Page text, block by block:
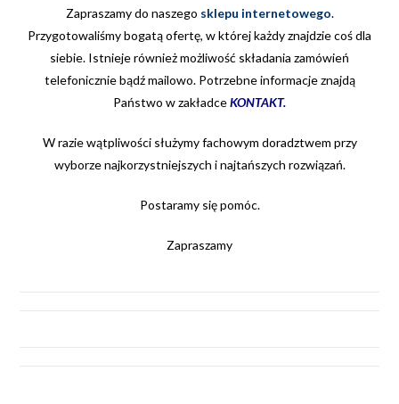
Zapraszamy do naszego sklepu internetowego.
Przygotowaliśmy bogatą ofertę, w której każdy znajdzie coś dla
siebie. Istnieje również możliwość składania zamówień
telefonicznie bądź mailowo. Potrzebne informacje znajdą
Państwo w zakładceKONTAKT.
W razie wątpliwości służymy fachowym doradztwem przy
wyborze najkorzystniejszych i najtańszych rozwiązań.
Postaramy się pomóc.
Zapraszamy